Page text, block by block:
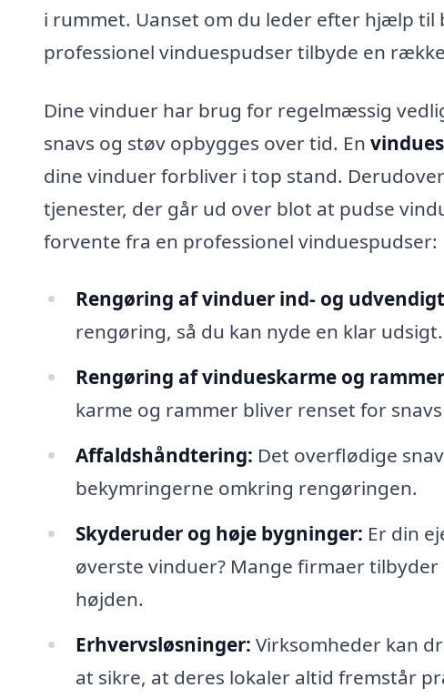
i rummet. Uanset om du leder efter hjælp
professionel vinduespudser tilbyde en
Dine vinduer har brug for regelmæssig
snavs og støv opbygges over tid. En
dine vinduer forbliver i top stand.
tjenester, der går ud over blot at pudse
forvente fra en professionel vinduespudser:
Rengøring af vinduer ind- og
rengøring, så du kan nyde en klar udsigt.
Rengøring af vindueskarme og
karme og rammer bliver renset for
Affaldshåndtering: Det overflødige
bekymringerne omkring rengøringen.
Skyderuder og høje bygninger: Er din
øverste vinduer? Mange firmaer
højden.
Erhvervsløsninger: Virksomheder kan
at sikre, at deres lokaler altid fremstår